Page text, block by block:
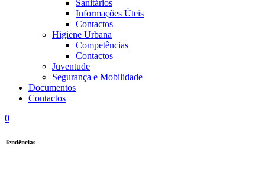
Sanitários
Informações Úteis
Contactos
Higiene Urbana
Competências
Contactos
Juventude
Segurança e Mobilidade
Documentos
Contactos
0
Tendências